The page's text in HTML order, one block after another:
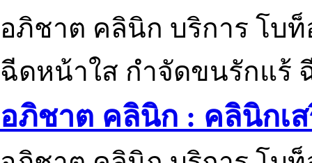
อภิชาต คลินิก บริการ โบ
ฉีดหน้าใส กำจัดขนรักแร้
อภิชาต คลินิก : คลินิกเ